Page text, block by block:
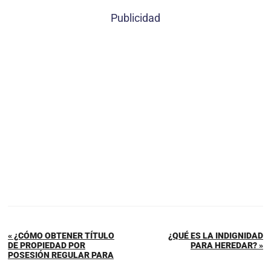
Publicidad
« ¿CÓMO OBTENER TÍTULO
DE PROPIEDAD POR
POSESIÓN REGULAR PARA
¿QUÉ ES LA INDIGNIDAD
PARA HEREDAR? »